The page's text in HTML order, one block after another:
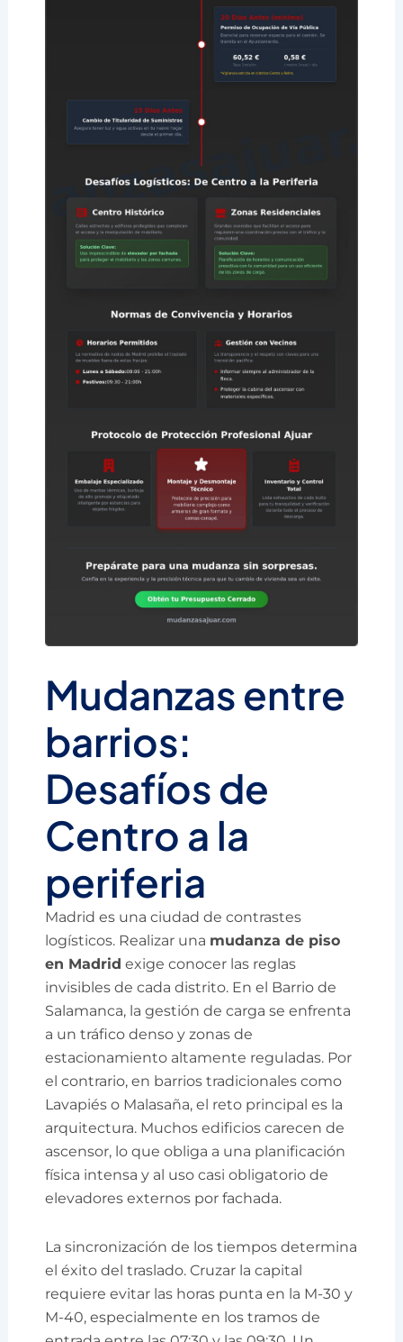
Mudanzas entre
barrios:
Desafíos de
Centro a la
periferia
Madrid es una ciudad de contrastes
logísticos. Realizar una mudanza de piso
en Madrid exige conocer las reglas
invisibles de cada distrito. En el Barrio de
Salamanca, la gestión de carga se enfrenta
a un tráfico denso y zonas de
estacionamiento altamente reguladas. Por
el contrario, en barrios tradicionales como
Lavapiés o Malasaña, el reto principal es la
arquitectura. Muchos edificios carecen de
ascensor, lo que obliga a una planificación
física intensa y al uso casi obligatorio de
elevadores externos por fachada.
La sincronización de los tiempos determina
el éxito del traslado. Cruzar la capital
requiere evitar las horas punta en la M-30 y
M-40, especialmente en los tramos de